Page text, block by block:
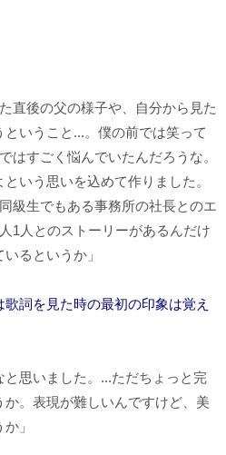
直後の父の様子や、自分から見た
いうこと...。僕の前では笑って
はすごく悩んでいたんだろうな。
いう思いを込めて作りました。
級生でもある事務所の社長とのエ
1人とのストーリーがあるんだけ
るというか」
詞を見た時の最初の印象は覚え
と思いました。...ただちょっと完
。表現が難しいんですけど、美
」